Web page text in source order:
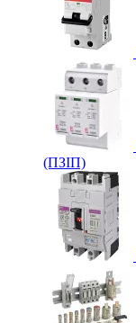
(ПЗІП)